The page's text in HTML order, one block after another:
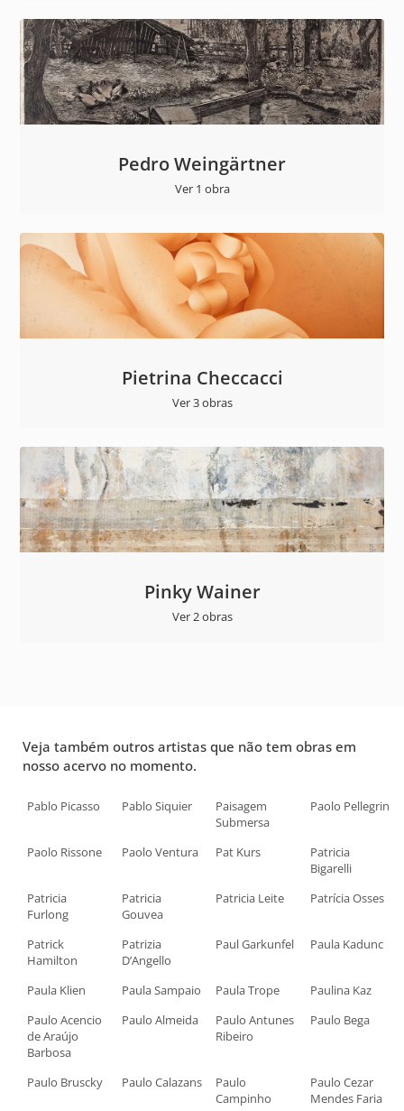
Pedro Weingärtner
Ver 1 obra
Pietrina Checcacci
Ver 3 obras
Pinky Wainer
Ver 2 obras
Veja também outros artistas que não tem obras em
nosso acervo no momento.
Pablo Picasso Pablo Siquier
Paisagem
Submersa
Paolo Pellegrin
Paolo Rissone Paolo Ventura Pat Kurs
Patricia
Bigarelli
Patricia
Furlong
Patricia
Gouvea
Patricia Leite Patrícia Osses
Patrick
Hamilton
Patrizia
D’Angello
Paul Garkunfel Paula Kadunc
Paula Klien Paula Sampaio Paula Trope
Paulina Kaz
Paulo Acencio
de Araújo
Barbosa
Paulo Almeida
Paulo Antunes
Ribeiro
Paulo Bega
Paulo Bruscky Paulo Calazans
Paulo
Campinho
Paulo Cezar
Mendes Faria